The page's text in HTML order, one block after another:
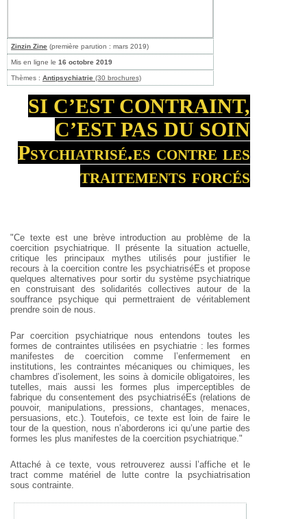
Zinzin Zine (première parution : mars 2019)
Mis en ligne le 16 octobre 2019
Thèmes : Antipsychiatrie (30 brochures)
SI C’EST CONTRAINT,
C’EST PAS DU SOIN
Psychiatrisé.es contre les
traitements forcés
"Ce texte est une brève introduction au problème de la
coercition psychiatrique. Il présente la situation actuelle,
critique les principaux mythes utilisés pour justifier le
recours à la coercition contre les psychiatriséEs et propose
quelques alternatives pour sortir du système psychiatrique
en construisant des solidarités collectives autour de la
souffrance psychique qui permettraient de véritablement
prendre soin de nous.
Par coercition psychiatrique nous entendons toutes les
formes de contraintes utilisées en psychiatrie : les formes
manifestes de coercition comme l’enfermement en
institutions, les contraintes mécaniques ou chimiques, les
chambres d’isolement, les soins à domicile obligatoires, les
tutelles, mais aussi les formes plus imperceptibles de
fabrique du consentement des psychiatriséEs (relations de
pouvoir, manipulations, pressions, chantages, menaces,
persuasions, etc.). Toutefois, ce texte est loin de faire le
tour de la question, nous n’aborderons ici qu’une partie des
formes les plus manifestes de la coercition psychiatrique."
Attaché à ce texte, vous retrouverez aussi l’affiche et le
tract comme matériel de lutte contre la psychiatrisation
sous contrainte.